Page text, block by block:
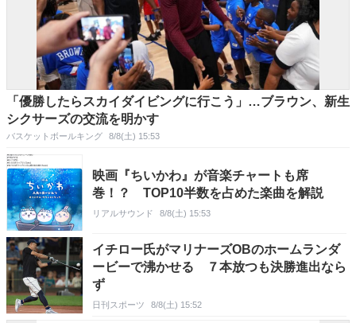
「優勝したらスカイダイビングに行こう」…ブラウン、新生
シクサーズの交流を明かす
バスケットボールキング 8/8(土) 15:53
映画『ちいかわ』が音楽チャートも席
巻！？ TOP10半数を占めた楽曲を解説
リアルサウンド 8/8(土) 15:53
イチロー氏がマリナーズOBのホームランダ
ービーで沸かせる ７本放つも決勝進出なら
ず
日刊スポーツ 8/8(土) 15:52